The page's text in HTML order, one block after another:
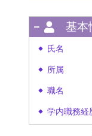
基本
◆ 氏名
◆ 所属
◆ 職名
◆ 学内職務経